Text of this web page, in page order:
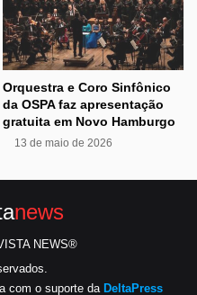
Orquestra e Coro Sinfônico
da OSPA faz apresentação
gratuita em Novo Hamburgo
13 de maio de 2026
news
NEWS®
com o suporte da DeltaPress